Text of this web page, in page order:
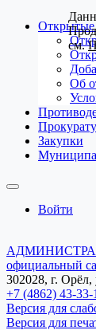
Об
Закупки
Войти
официальный
302028, г. Орёл,
+7 (4862) 43-33-
Версия для
Версия для
см.